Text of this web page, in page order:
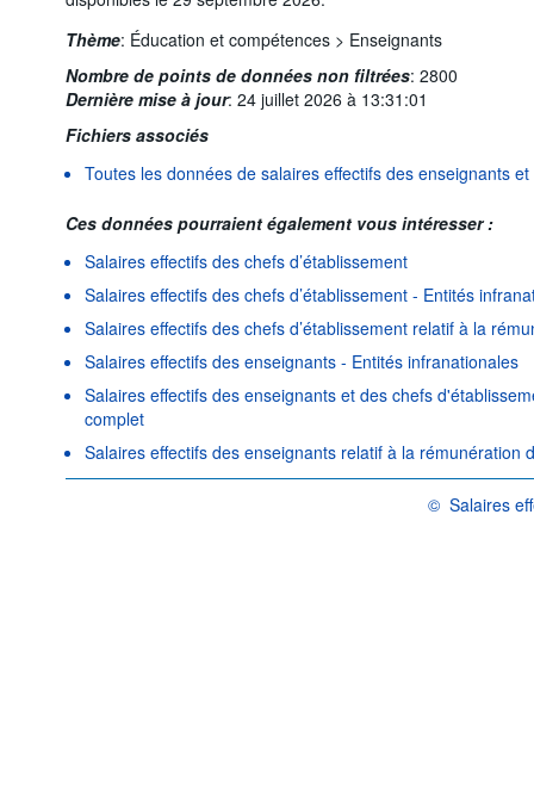
Thème: Éducation et compétences > Enseignants
Nombre de points de données non filtrées: 2800
Dernière mise à jour: 24 juillet 2026 à 13:31:01
Fichiers associés
Toutes les données de salaires effectifs des enseignants
Ces données pourraient également vous intéresser :
Salaires effectifs des chefs d’établissement
Salaires effectifs des chefs d’établissement - Entités
Salaires effectifs des chefs d’établissement relatif à la
Salaires effectifs des enseignants - Entités infranationales
Salaires effectifs des enseignants et des chefs
complet
Salaires effectifs des enseignants relatif à la rémunération
© Salaires